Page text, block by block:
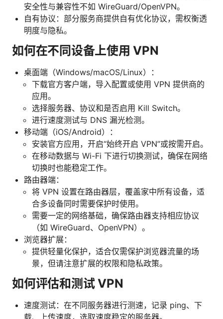
安全性与兼容性不如 WireGuard/OpenVPN。
自有协议：部分服务商提供自有优化协议，需权衡透
明度与隐私。
如何在不同设备上使用 VPN
桌面端（Windows/macOS/Linux）：
下载官方客户端，导入配置或使用 VPN 提供商的
应用。
选择服务器、协议和是否启用 Kill Switch。
进行速度测试与 DNS 漏光检测。
移动端（iOS/Android）：
安装官方应用，开启“始终开启 VPN”或按需开启。
在移动数据与 Wi-Fi 下进行切换测试，确保在网络
切换时也能稳定工作。
路由器端：
将 VPN 设置在路由器层，覆盖家中所有设备，适
合多设备同时需要保护时使用。
需要一定的网络基础，确保路由器支持相应协议
（如 WireGuard、OpenVPN）。
浏览器扩展：
提供轻量化保护，适合仅需保护浏览器流量的场
景，但请注意扩展的权限和隐私政策。
如何评估和测试 VPN
速度测试：在不同服务器进行测速，记录 ping、下
载、上传速度，选取速度稳定的服务器。